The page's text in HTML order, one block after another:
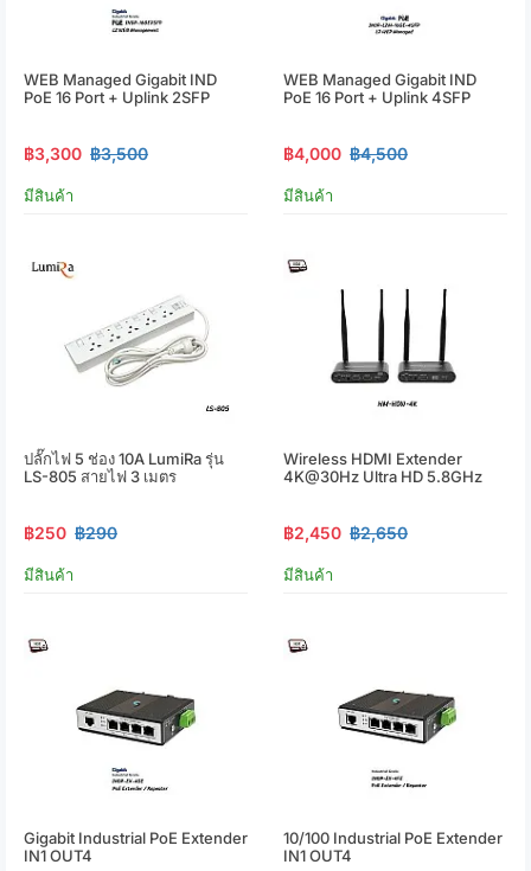
WEB Managed Gigabit IND
PoE 16 Port + Uplink 2SFP
฿3,300 ฿3,500
มีสินค้า
WEB Managed Gigabit IND
PoE 16 Port + Uplink 4SFP
฿4,000 ฿4,500
มีสินค้า
ปลั๊กไฟ 5 ช่อง 10A LumiRa รุ่น
LS-805 สายไฟ 3 เมตร
฿250 ฿290
มีสินค้า
Wireless HDMI Extender
4K@30Hz Ultra HD 5.8GHz
฿2,450 ฿2,650
มีสินค้า
Gigabit Industrial PoE Extender
IN1 OUT4
10/100 Industrial PoE Extender
IN1 OUT4